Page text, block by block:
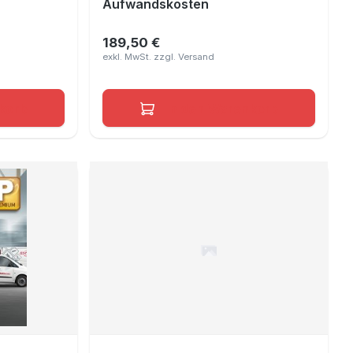
Aufwandskosten
Regulärer Preis:
189,50 €